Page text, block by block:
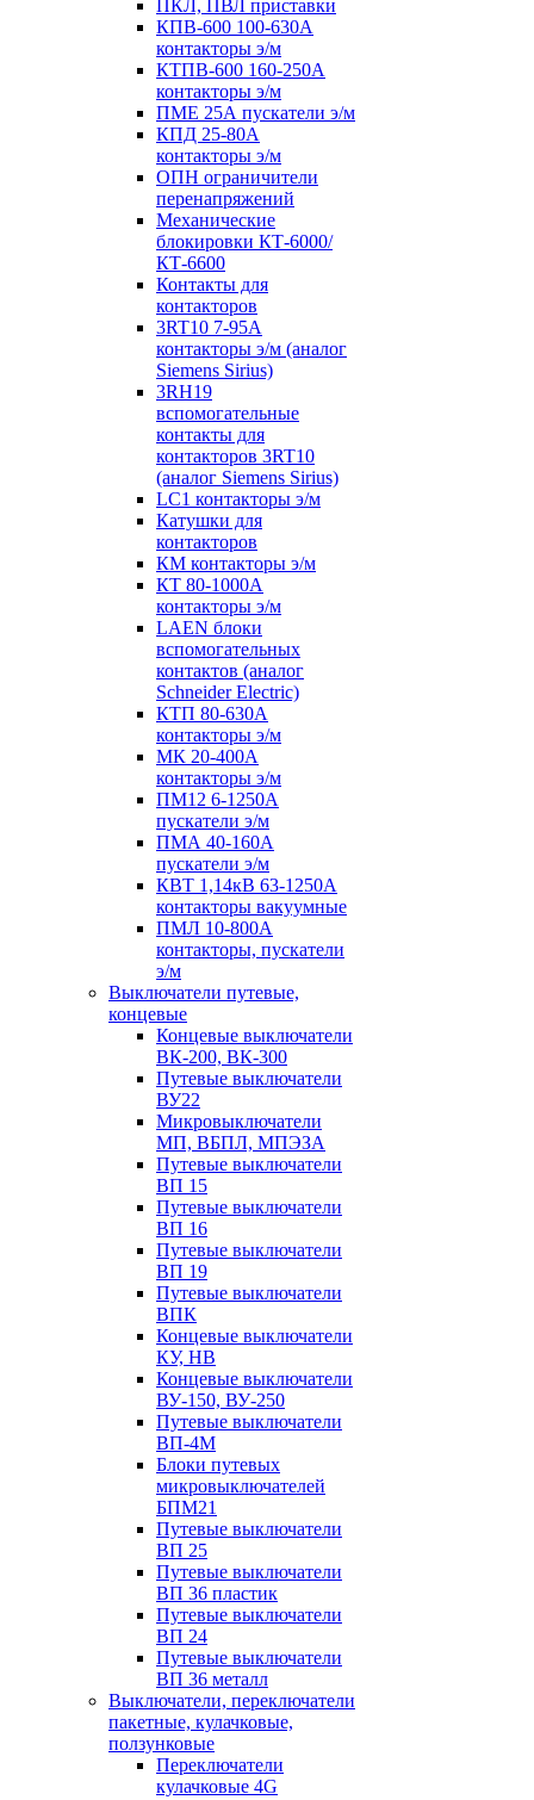
ПКЛ, ПВЛ приставки
КПВ-600 100-630А
контакторы э/м
КТПВ-600 160-250А
контакторы э/м
ПМЕ 25А пускатели э/м
КПД 25-80А
контакторы э/м
ОПН ограничители
перенапряжений
Механические
блокировки КТ-6000/
КТ-6600
Контакты для
контакторов
3RT10 7-95А
контакторы э/м (аналог
Siemens Sirius)
3RH19
вспомогательные
контакты для
контакторов 3RT10
(аналог Siemens Sirius)
LC1 контакторы э/м
Катушки для
контакторов
КМ контакторы э/м
КТ 80-1000А
контакторы э/м
LAEN блоки
вспомогательных
контактов (аналог
Schneider Electric)
КТП 80-630А
контакторы э/м
МК 20-400А
контакторы э/м
ПМ12 6-1250А
пускатели э/м
ПМА 40-160А
пускатели э/м
КВТ 1,14кВ 63-1250А
контакторы вакуумные
ПМЛ 10-800А
контакторы, пускатели
э/м
Выключатели путевые,
концевые
Концевые выключатели
ВК-200, ВК-300
Путевые выключатели
ВУ22
Микровыключатели
МП, ВБПЛ, МПЭЗА
Путевые выключатели
ВП 15
Путевые выключатели
ВП 16
Путевые выключатели
ВП 19
Путевые выключатели
ВПК
Концевые выключатели
КУ, НВ
Концевые выключатели
ВУ-150, ВУ-250
Путевые выключатели
ВП-4М
Блоки путевых
микровыключателей
БПМ21
Путевые выключатели
ВП 25
Путевые выключатели
ВП 36 пластик
Путевые выключатели
ВП 24
Путевые выключатели
ВП 36 металл
Выключатели, переключатели
пакетные, кулачковые,
ползунковые
Переключатели
кулачковые 4G